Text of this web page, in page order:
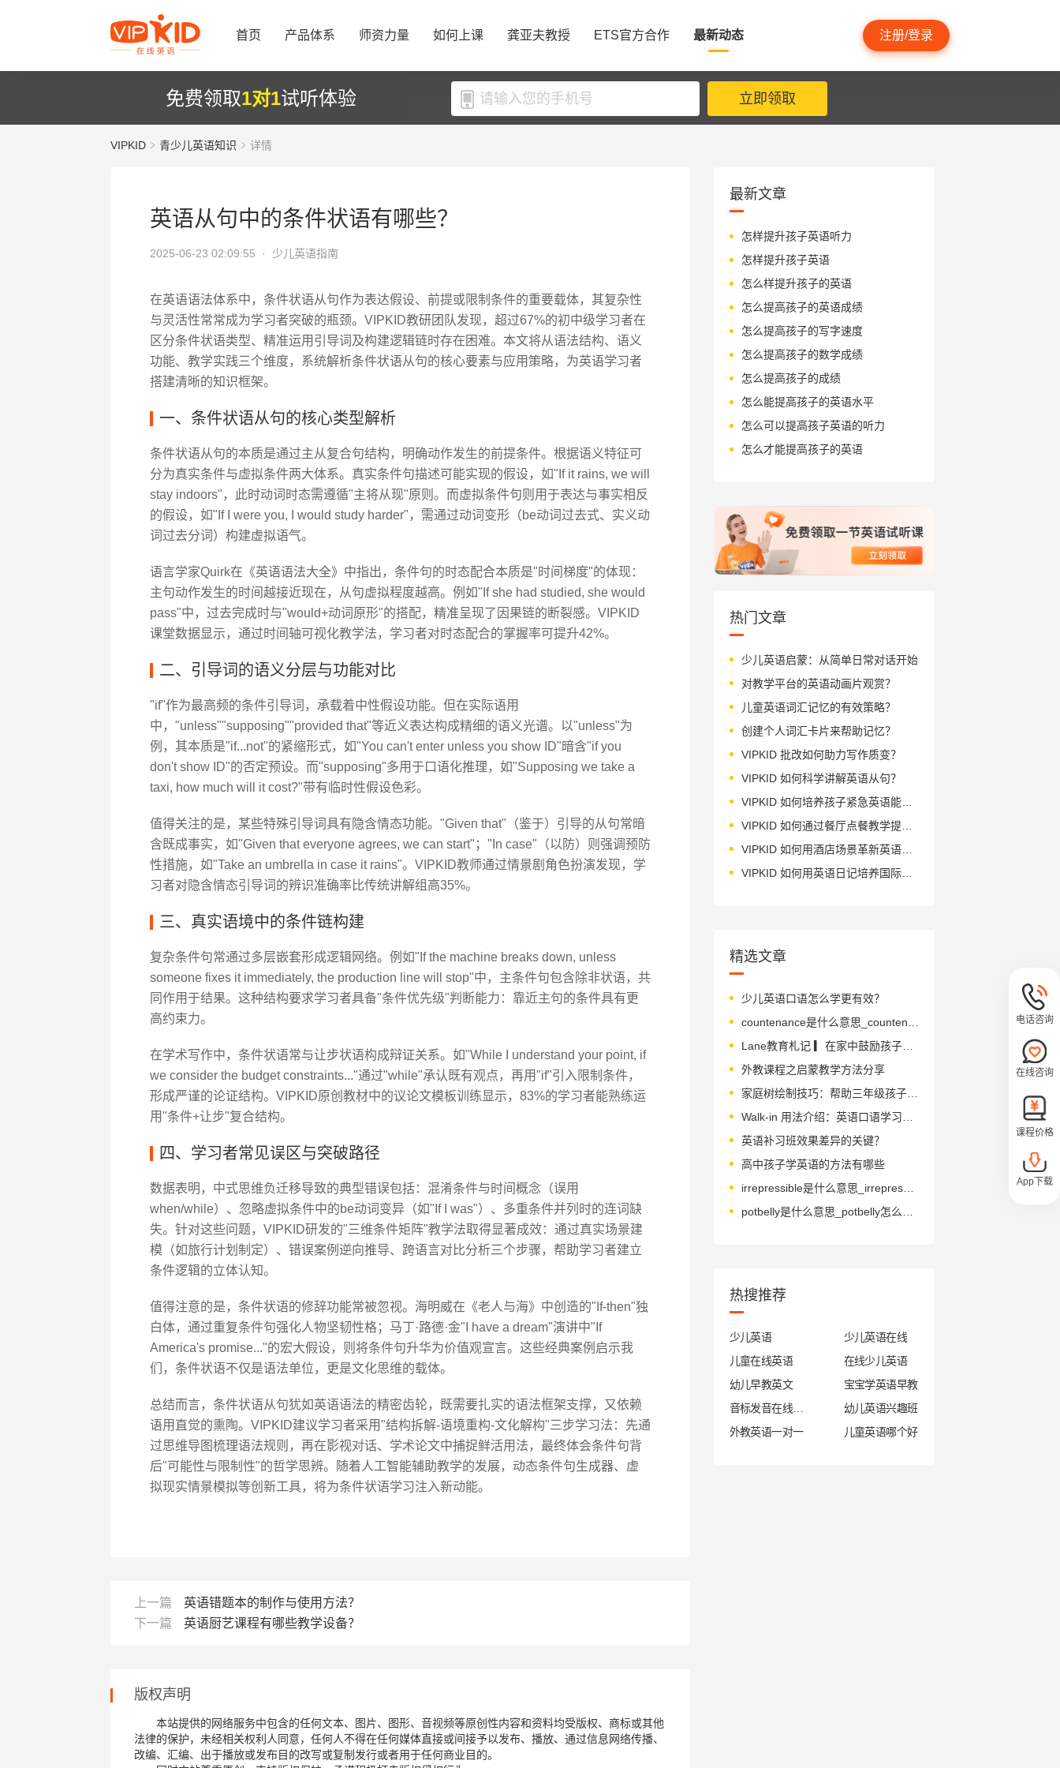
首页 产品体系 师资力量 如何上课 龚亚夫教授 ETS官方合作 最新动态 注册/登录
免费领取1对1试听体验 立即领取
VIPKID 青少儿英语知识 详情
英语从句中的条件状语有哪些？
2025-06-23 02:09:55 · 少儿英语指南
在英语语法体系中，条件状语从句作为表达假设、前提或限制条件的重要载体，其复杂性
与灵活性常常成为学习者突破的瓶颈。VIPKID教研团队发现，超过67%的初中级学习者在
区分条件状语类型、精准运用引导词及构建逻辑链时存在困难。本文将从语法结构、语义
功能、教学实践三个维度，系统解析条件状语从句的核心要素与应用策略，为英语学习者
搭建清晰的知识框架。
一、条件状语从句的核心类型解析
条件状语从句的本质是通过主从复合句结构，明确动作发生的前提条件。根据语义特征可
分为真实条件与虚拟条件两大体系。真实条件句描述可能实现的假设，如"If it rains, we will
stay indoors"，此时动词时态需遵循"主将从现"原则。而虚拟条件句则用于表达与事实相反
的假设，如"If I were you, I would study harder"，需通过动词变形（be动词过去式、实义动
词过去分词）构建虚拟语气。
语言学家Quirk在《英语语法大全》中指出，条件句的时态配合本质是"时间梯度"的体现：
主句动作发生的时间越接近现在，从句虚拟程度越高。例如"If she had studied, she would
pass"中，过去完成时与"would+动词原形"的搭配，精准呈现了因果链的断裂感。VIPKID
课堂数据显示，通过时间轴可视化教学法，学习者对时态配合的掌握率可提升42%。
二、引导词的语义分层与功能对比
"if"作为最高频的条件引导词，承载着中性假设功能。但在实际语用
中，"unless""supposing""provided that"等近义表达构成精细的语义光谱。以"unless"为
例，其本质是"if...not"的紧缩形式，如"You can't enter unless you show ID"暗含"if you
don't show ID"的否定预设。而"supposing"多用于口语化推理，如"Supposing we take a
taxi, how much will it cost?"带有临时性假设色彩。
值得关注的是，某些特殊引导词具有隐含情态功能。"Given that"（鉴于）引导的从句常暗
含既成事实，如"Given that everyone agrees, we can start"；"In case"（以防）则强调预防
性措施，如"Take an umbrella in case it rains"。VIPKID教师通过情景剧角色扮演发现，学
习者对隐含情态引导词的辨识准确率比传统讲解组高35%。
三、真实语境中的条件链构建
复杂条件句常通过多层嵌套形成逻辑网络。例如"If the machine breaks down, unless
someone fixes it immediately, the production line will stop"中，主条件句包含除非状语，共
同作用于结果。这种结构要求学习者具备"条件优先级"判断能力：靠近主句的条件具有更
高约束力。
在学术写作中，条件状语常与让步状语构成辩证关系。如"While I understand your point, if
we consider the budget constraints..."通过"while"承认既有观点，再用"if"引入限制条件，
形成严谨的论证结构。VIPKID原创教材中的议论文模板训练显示，83%的学习者能熟练运
用"条件+让步"复合结构。
四、学习者常见误区与突破路径
数据表明，中式思维负迁移导致的典型错误包括：混淆条件与时间概念（误用
when/while）、忽略虚拟条件中的be动词变异（如"If I was"）、多重条件并列时的连词缺
失。针对这些问题，VIPKID研发的"三维条件矩阵"教学法取得显著成效：通过真实场景建
模（如旅行计划制定）、错误案例逆向推导、跨语言对比分析三个步骤，帮助学习者建立
条件逻辑的立体认知。
值得注意的是，条件状语的修辞功能常被忽视。海明威在《老人与海》中创造的"If-then"独
白体，通过重复条件句强化人物坚韧性格；马丁·路德·金"I have a dream"演讲中"If
America's promise..."的宏大假设，则将条件句升华为价值观宣言。这些经典案例启示我
们，条件状语不仅是语法单位，更是文化思维的载体。
总结而言，条件状语从句犹如英语语法的精密齿轮，既需要扎实的语法框架支撑，又依赖
语用直觉的熏陶。VIPKID建议学习者采用"结构拆解-语境重构-文化解构"三步学习法：先通
过思维导图梳理语法规则，再在影视对话、学术论文中捕捉鲜活用法，最终体会条件句背
后"可能性与限制性"的哲学思辨。随着人工智能辅助教学的发展，动态条件句生成器、虚
拟现实情景模拟等创新工具，将为条件状语学习注入新动能。
上一篇
英语错题本的制作与使用方法？
下一篇
英语厨艺课程有哪些教学设备？
版权声明
本站提供的网络服务中包含的任何文本、图片、图形、音视频等原创性内容和资料均受版权、商标或其他
法律的保护，未经相关权利人同意，任何人不得在任何媒体直接或间接予以发布、播放、通过信息网络传播、
改编、汇编、出于播放或发布目的改写或复制发行或者用于任何商业目的。
最新文章
怎样提升孩子英语听力
怎样提升孩子英语
怎么样提升孩子的英语
怎么提高孩子的英语成绩
怎么提高孩子的写字速度
怎么提高孩子的数学成绩
怎么提高孩子的成绩
怎么能提高孩子的英语水平
怎么可以提高孩子英语的听力
怎么才能提高孩子的英语
热门文章
少儿英语启蒙：从简单日常对话开始
对教学平台的英语动画片观赏？
儿童英语词汇记忆的有效策略？
创建个人词汇卡片来帮助记忆？
VIPKID 批改如何助力写作质变？
VIPKID 如何科学讲解英语从句？
VIPKID 如何培养孩子紧急英语能力？
VIPKID 如何通过餐厅点餐教学提升少儿英语应用能力？
VIPKID 如何用酒店场景革新英语教学？
VIPKID 如何用英语日记培养国际化人才？
精选文章
少儿英语口语怎么学更有效？
Lane教育札记 ▎在家中鼓励孩子阅读的小窍门！
外教课程之启蒙教学方法分享
家庭树绘制技巧：帮助三年级孩子轻松学英语
英语补习班效果差异的关键？
高中孩子学英语的方法有哪些
irrepressible是什么意思_irrepressible怎么读_音标ˌɪrɪˈpresəbl
热搜推荐
少儿英语
少儿英语在线
儿童在线英语
在线少儿英语
幼儿早教英文
宝宝学英语早教
幼儿英语兴趣班
外教英语一对一
儿童英语哪个好
电话咨询
在线咨询
课程价格
App下载